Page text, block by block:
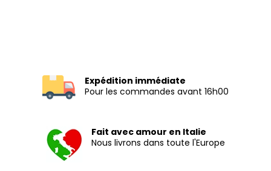
Expédition immédiate
Pour les commandes avant 16h00
Fait avec amour en Italie
Nous livrons dans toute l'Europe